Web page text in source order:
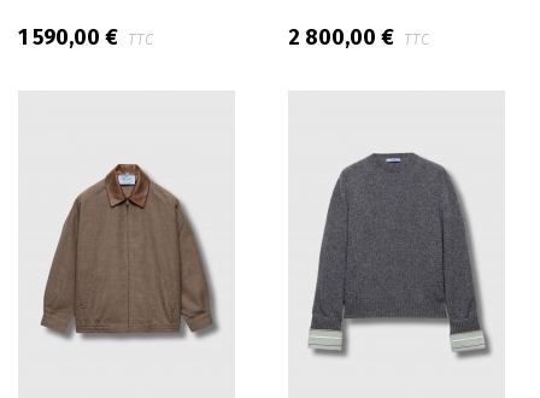
1 590,00 € TTC 2 800,00 € TTC